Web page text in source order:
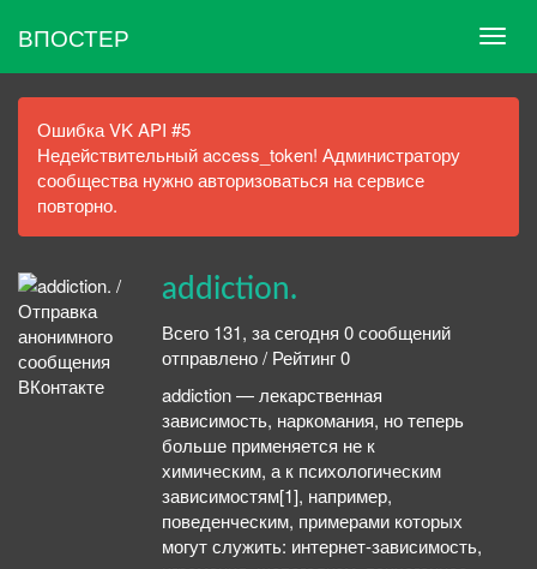
ВПОСТЕР
Ошибка VK API #5
Недействительный access_token! Администратору
сообщества нужно авторизоваться на сервисе
повторно.
addiction.
Всего 131, за сегодня 0 сообщений
отправлено / Рейтинг 0
addiction — лекарственная
зависимость, наркомания, но теперь
больше применяется не к
химическим, а к психологическим
зависимостям[1], например,
поведенческим, примерами которых
могут служить: интернет-зависимость,